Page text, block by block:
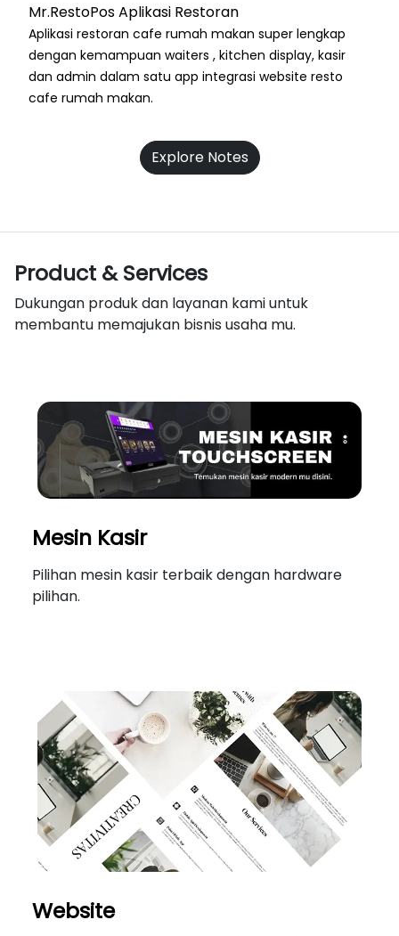
Mr.RestoPos Aplikasi Restoran
Aplikasi restoran cafe rumah makan super lengkap
dengan kemampuan waiters , kitchen display, kasir
dan admin dalam satu app integrasi website resto
cafe rumah makan.
Explore Notes
Product & Services
Dukungan produk dan layanan kami untuk
membantu memajukan bisnis usaha mu.
Mesin Kasir
Pilihan mesin kasir terbaik dengan hardware
pilihan.
Website